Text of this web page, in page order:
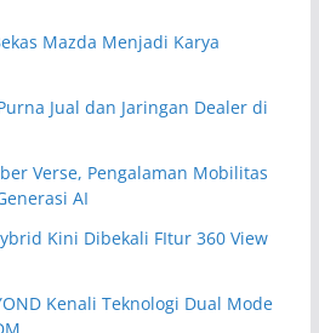
Mazda Menjadi Karya
Jual dan Jaringan Dealer di
Verse, Pengalaman Mobilitas
AI
Kini Dibekali FItur 360 View
Kenali Teknologi Dual Mode